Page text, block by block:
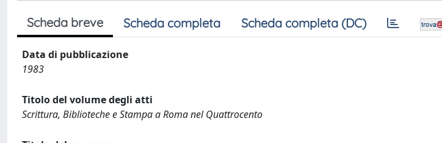
Scheda breve Scheda completa Scheda completa (DC)
Data di pubblicazione
1983
Titolo del volume degli atti
Scrittura, Biblioteche e Stampa a Roma nel Quattrocento